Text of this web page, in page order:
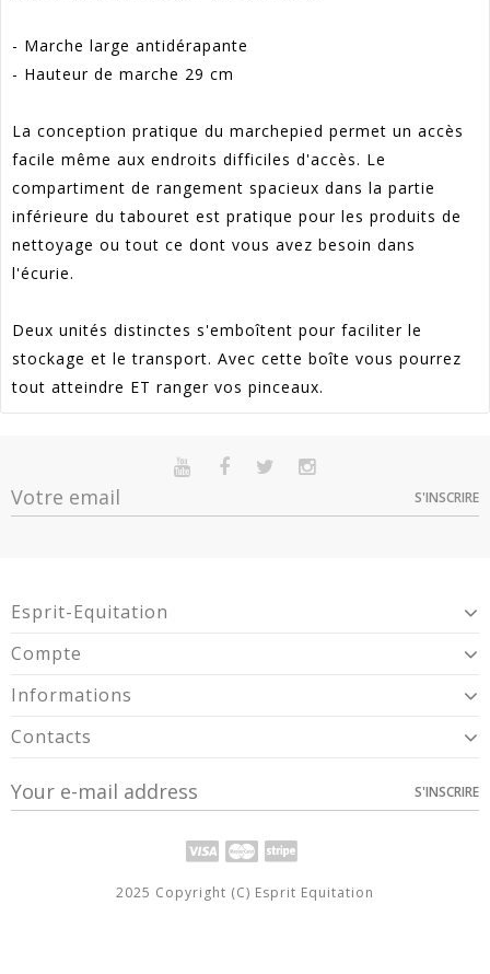
- Marche large antidérapante
- Hauteur de marche 29 cm
La conception pratique du marchepied permet un accès
facile même aux endroits difficiles d'accès. Le
compartiment de rangement spacieux dans la partie
inférieure du tabouret est pratique pour les produits de
nettoyage ou tout ce dont vous avez besoin dans
l'écurie.
Deux unités distinctes s'emboîtent pour faciliter le
stockage et le transport. Avec cette boîte vous pourrez
tout atteindre ET ranger vos pinceaux.
Promotion
Sur commande Indisponible
Option
Dispo
S'INSCRIRE
Esprit-Equitation
Compte
Informations
Contacts
2025 Copyright (C) Esprit Equitation
S'INSCRIRE